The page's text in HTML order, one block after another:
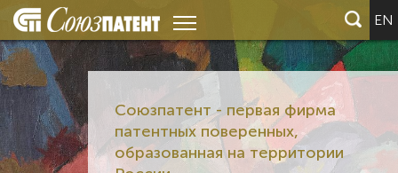
EN
Союзпатент - первая фирма
патентных поверенных,
образованная на территории